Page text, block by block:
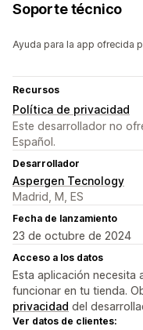
Soporte técnico
Ayuda para la app ofrecida
Recursos
Política de privacidad
Este desarrollador no
Español.
Desarrollador
Aspergen Tecnology
Madrid, M, ES
Fecha de lanzamiento
23 de octubre de 2024
Acceso a los datos
Esta aplicación necesita
funcionar en tu tienda.
privacidad del
Ver datos de clientes: